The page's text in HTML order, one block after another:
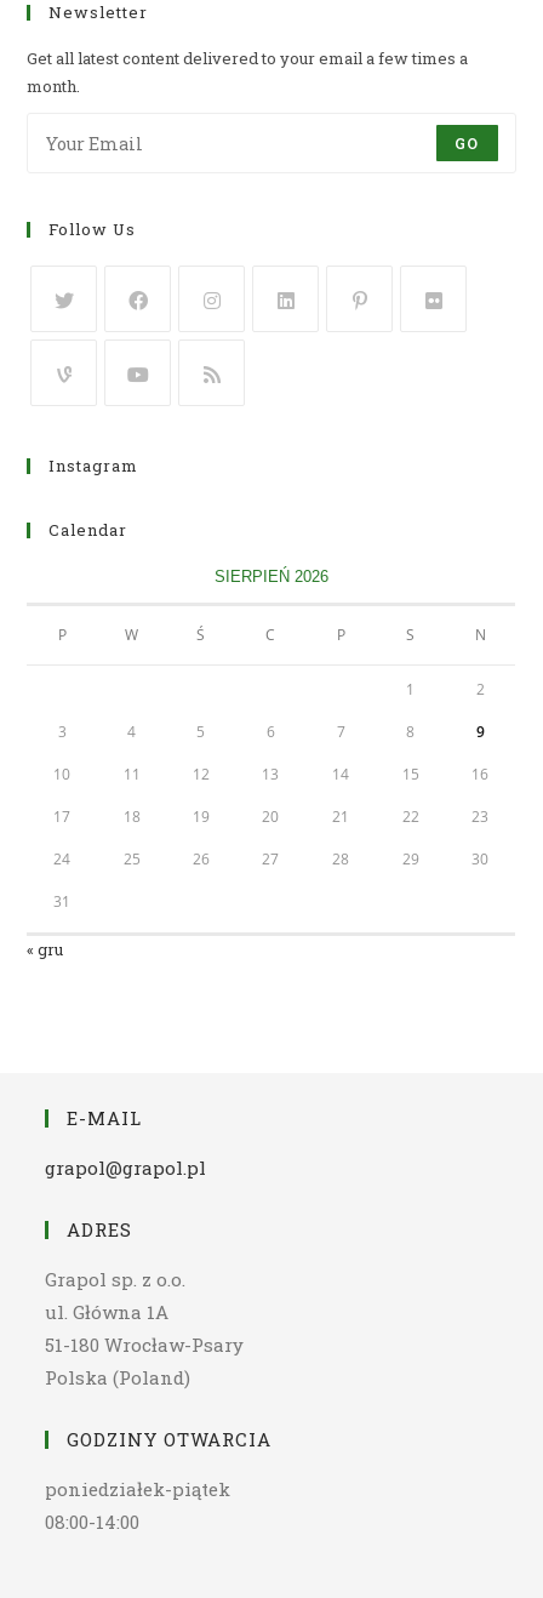
Newsletter
Get all latest content delivered to your email a few times a
month.
GO
Follow Us
Instagram
Calendar
SIERPIEŃ 2026
P W Ś C P S N
1 2
3 4 5 6 7 8 9
10 11 12 13 14 15 16
17 18 19 20 21 22 23
24 25 26 27 28 29 30
31
« gru
E-MAIL
grapol@grapol.pl
ADRES
Grapol sp. z o.o.
ul. Główna 1A
51-180 Wrocław-Psary
Polska (Poland)
GODZINY OTWARCIA
poniedziałek-piątek
08:00-14:00